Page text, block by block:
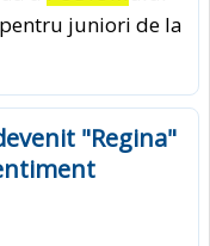
juniori de la
"Regina"